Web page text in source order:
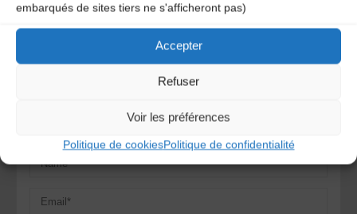
embarqués de sites tiers ne s'afficheront pas)
Accepter
Refuser
Voir les préférences
Politique de cookiesPolitique de confidentialité
obligatoires sont indiqués avec*